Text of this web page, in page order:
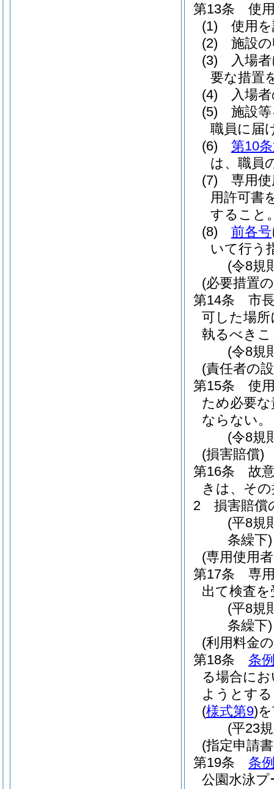
第13条
使
(1)
使用
(2)
施設
(3)
入場
要な措置
(4)
入場
(5)
施設
職員に届
(6)
第10
は、職員
(7)
専用
用許可書
すること
(8)
前各号
いて行う
(令8規
(必要措置
第14条
市
可した場
執るべき
(令8規
(責任者の
第15条
使
ため必要
ならない。
(令8規
(損害賠償)
第16条
故
きは、そ
2
損害賠償
(平8規
条繰下)
(専用使用
第17条
専
出て検査
(平8規
条繰下)
(利用料金
第18条
条
る場合に
ようとす
(様式第9)
(平23
(指定申請
第19条
条
公園水泳プ